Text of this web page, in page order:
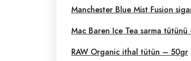
Manchester Blue Mist Fusion
Mac Baren Ice Tea sarma
RAW Organic ithal tütün – 50gr